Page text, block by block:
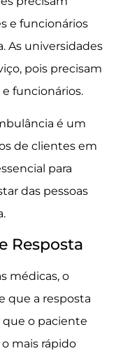
e funcionários
As universidades
pois precisam
funcionários.
é um
de clientes em
para
das pessoas
Resposta
médicas, o
que a resposta
que o paciente
mais rápido